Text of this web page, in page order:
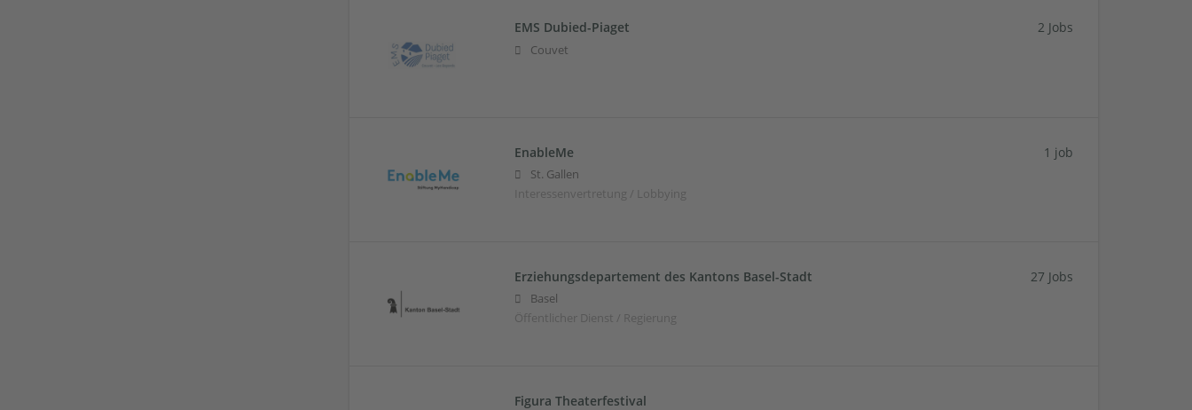
EMS Dubied-Piaget
Couvet
2 Jobs
EnableMe
St. Gallen
Interessenvertretung / Lobbying
1 job
Erziehungsdepartement des Kantons Basel-Stadt
Basel
Öffentlicher Dienst / Regierung
27 Jobs
Figura Theaterfestival